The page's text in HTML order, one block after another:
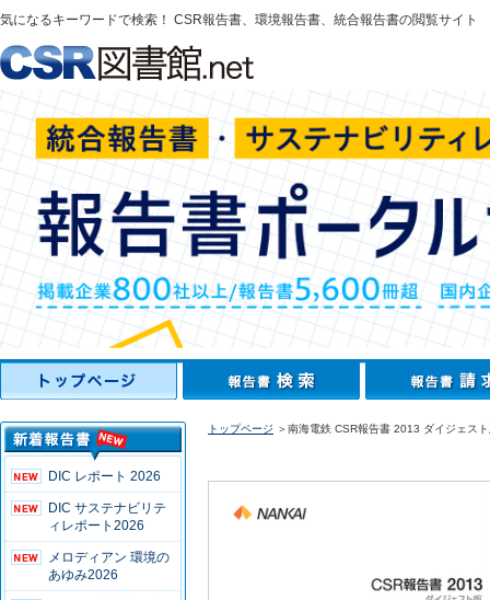
気になるキーワードで検索！ CSR報告書、環境報告書、統合報告書の閲覧サイト
DIC レポート 2026
DIC サステナビリテ
ィレポート2026
メロディアン 環境の
あゆみ2026
トップページ ＞南海電鉄 CSR報告書 2013 ダイジェス